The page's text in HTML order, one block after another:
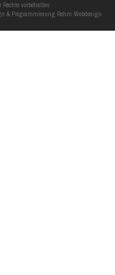
vorbehalten
& Programmierung Rehm Webdesign